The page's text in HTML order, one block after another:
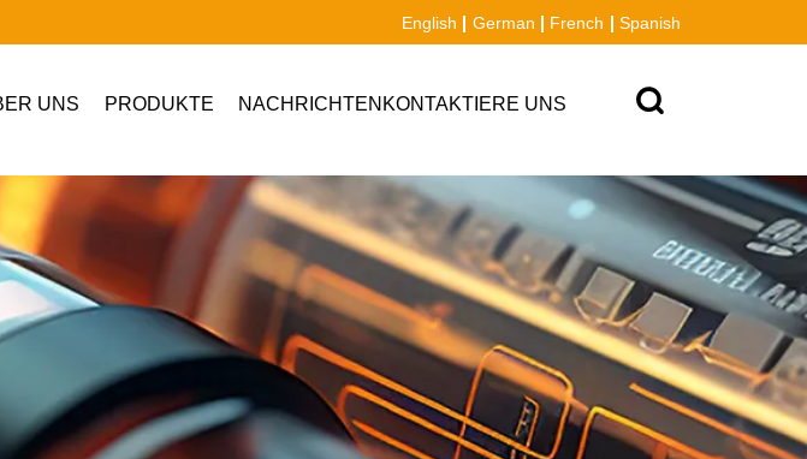
English German French Spanish
UNS PRODUKTE NACHRICHTEN KONTAKTIERE UNS